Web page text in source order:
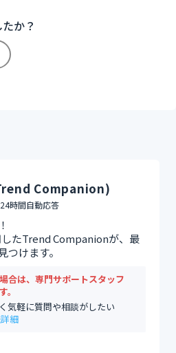
か？
Companion)
時間自動応答
したTrend Companionが、最
つけます。
合は、専門サポートスタッフ
。
気軽に質問や相談がしたい
細